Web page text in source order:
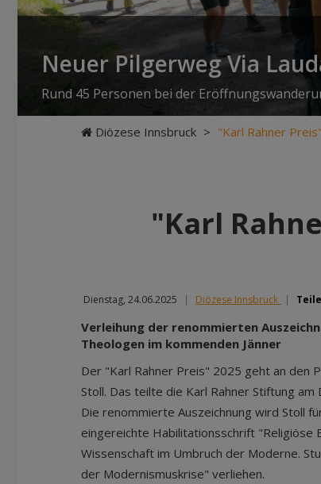
Neuer Pilgerweg Via
Rund 45 Personen bei der
Diözese Innsbruck > "Karl Rahner
"Karl
Dienstag, 24.06.2025 | Diözese Innsbruck |
Verleihung der renommierten
Theologen im kommenden Jänner
Der "Karl Rahner Preis" 2025 geht an den
Stoll. Das teilte die Karl Rahner Stiftung
Die renommierte Auszeichnung wird Stoll
eingereichte Habilitationsschrift "Religiöse
Wissenschaft im Umbruch der Moderne.
der Modernismuskrise" verliehen.